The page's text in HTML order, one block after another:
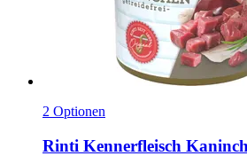
2 Optionen
Rinti Kennerfleisch